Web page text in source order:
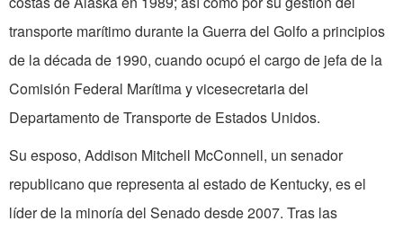
transporte marítimo durante la Guerra del Golfo a principios
de la década de 1990, cuando ocupó el cargo de jefa de la
Comisión Federal Marítima y vicesecretaria del
Departamento de Transporte de Estados Unidos.
Su esposo, Addison Mitchell McConnell, un senador
republicano que representa al estado de Kentucky, es el
líder de la minoría del Senado desde 2007. Tras las